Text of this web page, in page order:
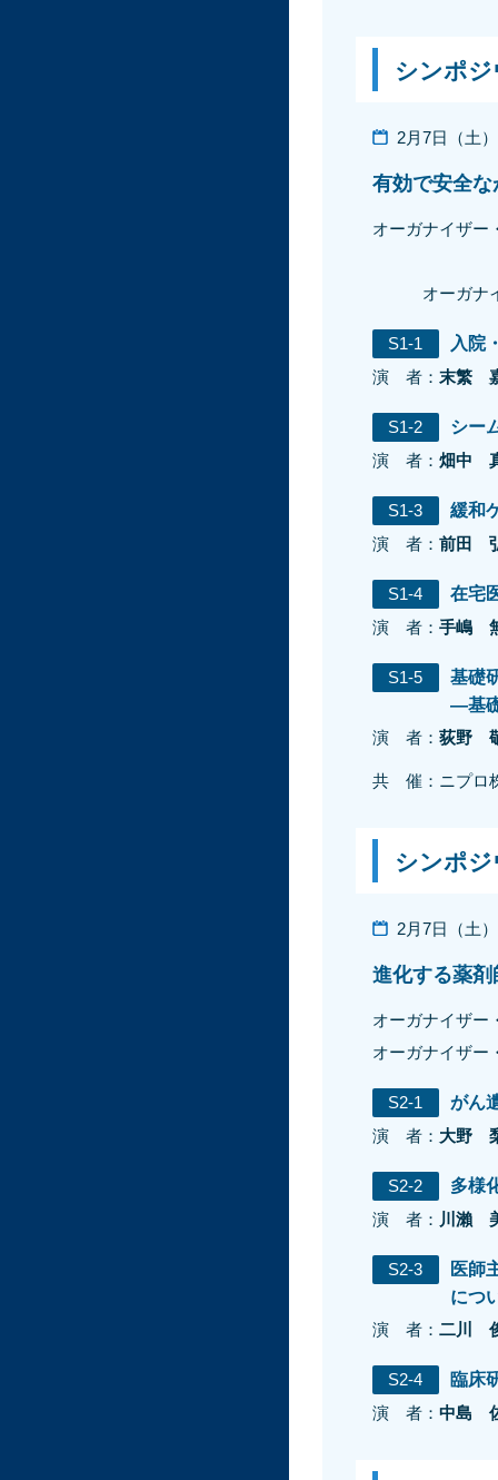
シンポ
2月7日（土
有効で安全
オーガナイザー
オーガナ
S1-1
入院
演 者： 末繁
S1-2
シー
演 者： 畑中
S1-3
緩和
演 者： 前田
S1-4
在宅
演 者： 手嶋
S1-5
基礎
―基
演 者： 荻野
共 催：ニプロ
シンポジ
2月7日（土
進化する薬
オーガナイザー
オーガナイザー
S2-1
がん
演 者： 大野
S2-2
多様
演 者： 川瀨
S2-3
医師
につ
演 者： 二川
S2-4
臨床
演 者： 中島